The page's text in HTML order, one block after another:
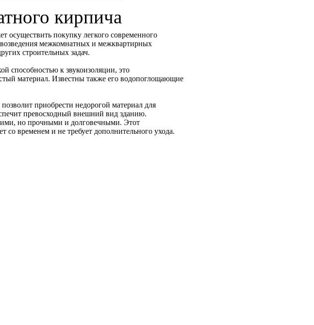
кирпича
осуществить покупку легкого современного
межкомнатных и межквартирных
строительных задач.
способностью к звукоизоляции, это
материал. Известны также его водопоглощающие
приобрести недорогой материал для
превосходный внешний вид зданию.
но прочными и долговечными. Этот
со временем и не требует дополнительного ухода.